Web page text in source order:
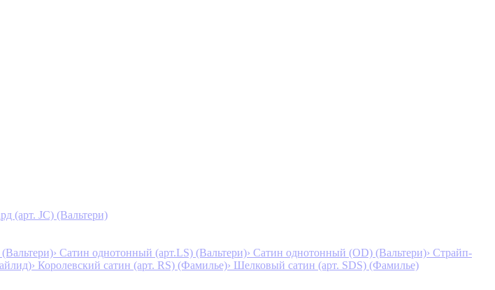
(арт. JC) (Вальтери)
› Сатин однотонный (арт.LS) (Вальтери)› Сатин однотонный (OD) (Вальтери)› Страйп-
› Королевский сатин (арт. RS) (Фамилье)› Шелковый сатин (арт. SDS) (Фамилье)